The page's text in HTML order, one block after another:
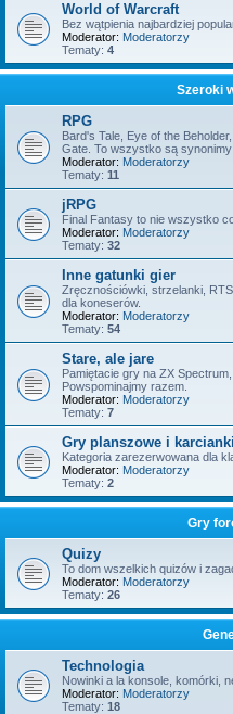
World of Warcraft
Bez wątpienia najbardziej
Moderator: Moderatorzy
Tematy: 4
Szeroki
RPG
Bard's Tale, Eye of the
Gate. To wszystko są synonimy
Moderator: Moderatorzy
Tematy: 11
jRPG
Final Fantasy to nie wszystko
Moderator: Moderatorzy
Tematy: 32
Inne gatunki gier
Zręcznościówki, strzelanki,
dla koneserów.
Moderator: Moderatorzy
Tematy: 54
Stare, ale jare
Pamiętacie gry na ZX
Powspominajmy razem.
Moderator: Moderatorzy
Tematy: 7
Gry planszowe i karcianki
Kategoria zarezerwowana dla
Moderator: Moderatorzy
Tematy: 2
Gry
Quizy
To dom wszelkich quizów i
Moderator: Moderatorzy
Tematy: 26
Technologia
Nowinki a la konsole, komórki,
Moderator: Moderatorzy
Tematy: 18